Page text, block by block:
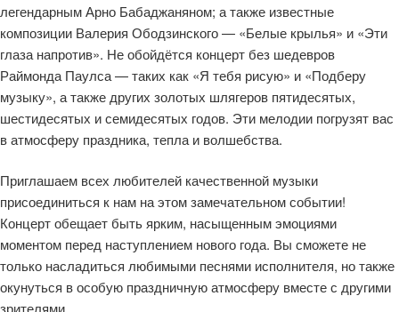
легендарным Арно Бабаджаняном; а также известные
композиции Валерия Ободзинского — «Белые крылья» и «Эти
глаза напротив». Не обойдётся концерт без шедевров
Раймонда Паулса — таких как «Я тебя рисую» и «Подберу
музыку», а также других золотых шлягеров пятидесятых,
шестидесятых и семидесятых годов. Эти мелодии погрузят вас
в атмосферу праздника, тепла и волшебства.
Приглашаем всех любителей качественной музыки
присоединиться к нам на этом замечательном событии!
Концерт обещает быть ярким, насыщенным эмоциями
моментом перед наступлением нового года. Вы сможете не
только насладиться любимыми песнями исполнителя, но также
окунуться в особую праздничную атмосферу вместе с другими
зрителями.